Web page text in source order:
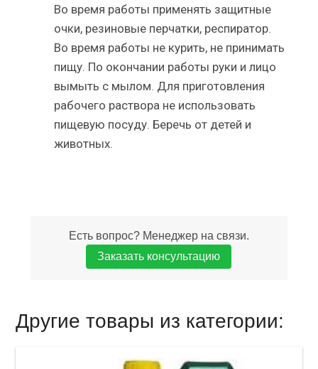
Во время работы применять защитные
очки, резиновые перчатки, респиратор.
Во время работы не курить, не принимать
пищу. По окончании работы руки и лицо
вымыть с мылом. Для приготовления
рабочего раствора не использовать
пищевую посуду. Беречь от детей и
животных.
Есть вопрос? Менеджер на связи.
Заказать консультацию
Другие товары из категории: